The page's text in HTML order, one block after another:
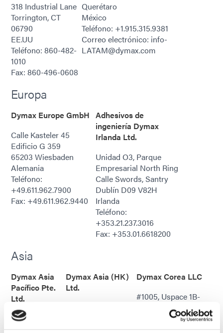
318 Industrial Lane
Torrington, CT
06790
EE.UU
Teléfono: 860-482-
1010
Fax: 860-496-0608
Querétaro
México
Teléfono: +1.915.315.9381
Correo electrónico: info-
LATAM@dymax.com
Europa
Dymax Europe GmbH
Calle Kasteler 45
Edificio G 359
65203 Wiesbaden
Alemania
Teléfono:
+49.611.962.7900
Fax: +49.611.962.9440
Adhesivos de
ingeniería Dymax
Irlanda Ltd.
Unidad O3, Parque
Empresarial North Ring
Calle Swords, Santry
Dublín D09 V82H
Irlanda
Teléfono:
+353.21.237.3016
Fax: +353.01.6618200
Asia
Dymax Asia
Pacífico Pte.
Ltd.
Bloque 5008
Dymax Asia (HK)
Ltd.
Dymax Corea LLC
#1005, Uspace 1B-